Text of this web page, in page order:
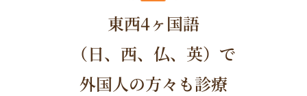
東西4ヶ国語
（日、西、仏、英）で
外国人の方々も診療